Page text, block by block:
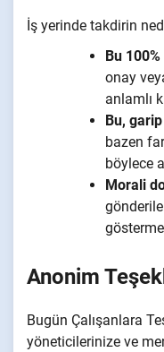
İş yerinde takdirin
Bu
onay
anlamlı
Bu,
bazen
böylece
Morali
Anonim
Bugün Çalışanlara
yöneticilerinize ve